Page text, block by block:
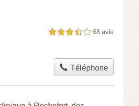
3,5 étoiles sur 5 68 avis
Téléphone